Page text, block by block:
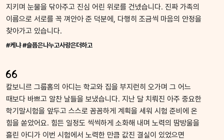
지키며 눈물을 닦아주고 진심 어린 위로를 건넸습니다. 진짜 가족의
이름으로 서로를 꼭 껴안아 준 덕분에, 다행히 조금씩 마음의 안정을
찾아가고 있습니다.
#케냐 #슬픔은나누고사랑은더하고
칼보니르 그룹홈의 아디는 학교와 집을 부지런히 오가며 그 어느
때보다 바쁘고 알찬 날들을 보냈습니다. 지난 달 치뤄진 아주 중요한
학기말시험을 앞두고 스스로 꼼꼼하게 계획을 세워 시험 준비에 온
힘을 쏟았어요. 힘든 일정도 씩씩하게 소화해 내며 노력의 땀방울을
흘린 아디가 이번 시험에서 노력한 만큼 값진 결실이 있었으면